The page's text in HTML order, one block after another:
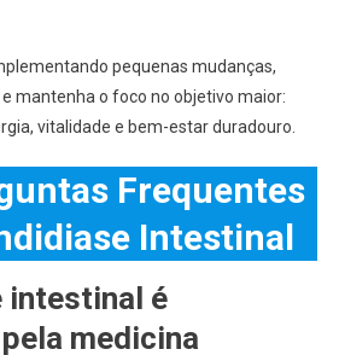
pequenas mudanças,
mantenha o foco no objetivo maior:
vitalidade e bem-estar duradouro.
Frequentes
Intestinal
intestinal é
medicina